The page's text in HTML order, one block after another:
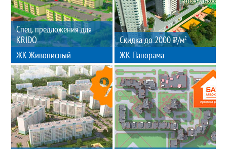
ЖК Живописный
Спец. предложения для
KRIDO
ЖК Панорама
Скидка до 2000 /м2